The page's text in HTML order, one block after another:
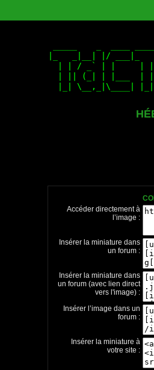
Accéder directement à
l’image :
Insérer la miniature dans
un forum :
Insérer la miniature dans
un forum (avec lien direct
vers l'image) :
Insérer l’image dans un
forum :
Insérer la miniature à
votre site :